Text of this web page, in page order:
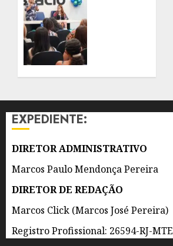
AGOSTO
0
EXPEDIENTE:
DIRETOR ADMINISTRATIVO
Marcos Paulo Mendonça Pereira
DIRETOR DE REDAÇÃO
Marcos Click (Marcos José Pereira)
Registro Profissional: 26594-RJ-MTE